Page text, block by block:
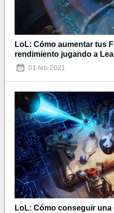
LoL: Cómo aumentar tus
rendimiento jugando a
01 feb 2021
LoL: Cómo conseguir una